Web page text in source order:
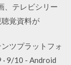
、テレビシリー
覚資料が
ツプラットフォ
9/10 - Android